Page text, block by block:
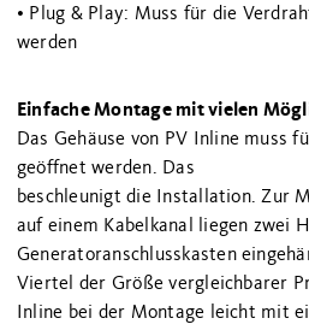
• Plug & Play: Muss für die
werden
Einfache Montage mit vielen
Das Gehäuse von PV Inline muss
geöffnet werden. Das
beschleunigt die Installation. Zur
auf einem Kabelkanal liegen zwei
Generatoranschlusskasten
Viertel der Größe vergleichbarer
Inline bei der Montage leicht mit